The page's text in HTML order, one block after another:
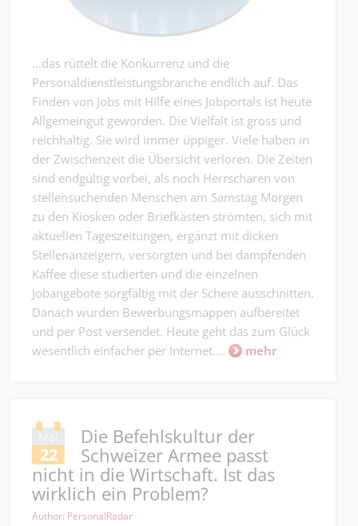
…das rüttelt die Konkurrenz und die
Personaldienstleistungsbranche endlich auf. Das
Finden von Jobs mit Hilfe eines Jobportals ist heute
Allgemeingut geworden. Die Vielfalt ist gross und
reichhaltig. Sie wird immer üppiger. Viele haben in
der Zwischenzeit die Übersicht verloren. Die Zeiten
sind endgültig vorbei, als noch Herrscharen von
stellensuchenden Menschen am Samstag Morgen
zu den Kiosken oder Briefkästen strömten, sich mit
aktuellen Tageszeitungen, ergänzt mit dicken
Stellenanzeigern, versorgten und bei dampfenden
Kaffee diese studierten und die einzelnen
Jobangebote sorgfältig mit der Schere ausschnitten.
Danach wurden Bewerbungsmappen aufbereitet
und per Post versendet. Heute geht das zum Glück
wesentlich einfacher per Internet....
mehr
Mai
22
Die Befehlskultur der
Schweizer Armee passt
nicht in die Wirtschaft. Ist das
wirklich ein Problem?
Author: PersonalRadar